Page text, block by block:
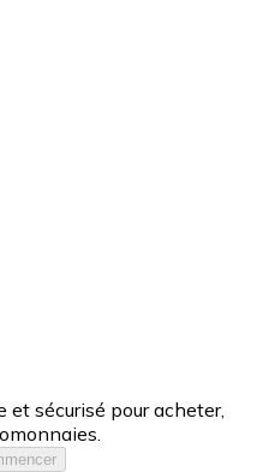
et sécurisé pour acheter,